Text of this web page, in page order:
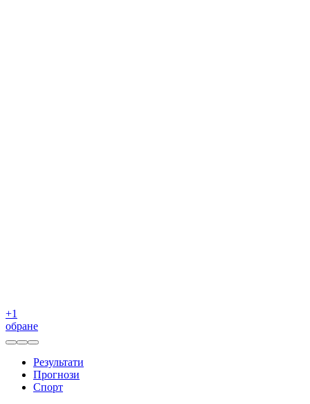
+1
обране
Результати
Прогнози
Спорт